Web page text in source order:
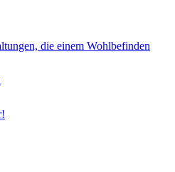
die einem Wohlbefinden